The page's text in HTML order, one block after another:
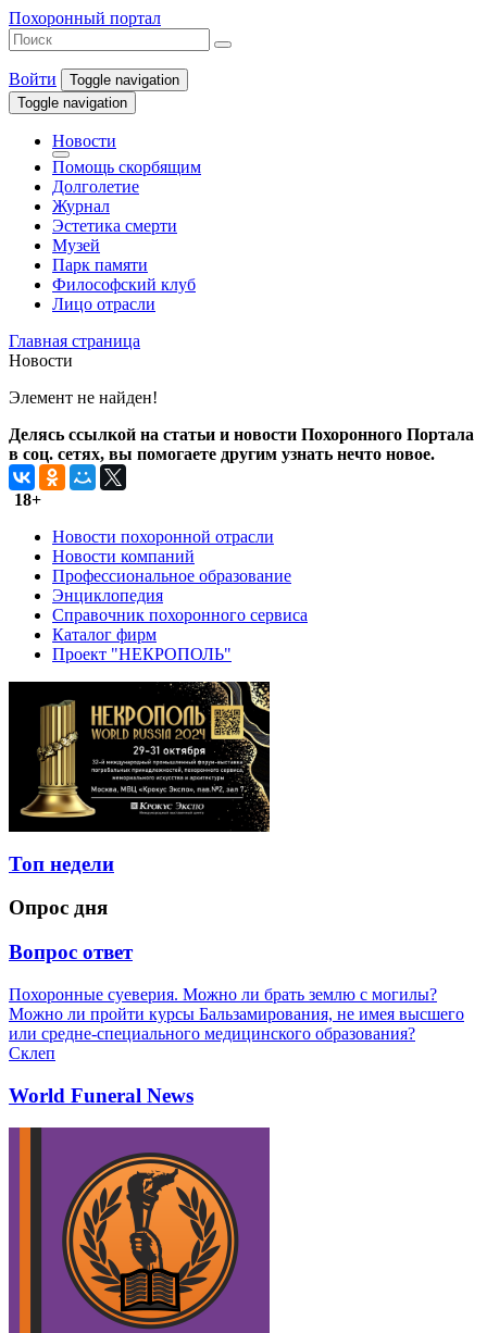
Похоронный портал
Войти
Toggle navigation
Toggle navigation
Новости
Помощь скорбящим
Долголетие
Журнал
Эстетика смерти
Музей
Парк памяти
Философский клуб
Лицо отрасли
Главная страница
Новости
Элемент не найден!
Делясь ссылкой на статьи и новости Похоронного Портала
в соц. сетях, вы помогаете другим узнать нечто новое.
18+
Новости похоронной отрасли
Новости компаний
Профессиональное образование
Энциклопедия
Справочник похоронного сервиса
Каталог фирм
Проект "НЕКРОПОЛЬ"
Топ недели
Опрос дня
Вопрос ответ
Похоронные суеверия. Можно ли брать землю с могилы?
Можно ли пройти курсы Бальзамирования, не имея высшего
или средне-специального медицинского образования?
Склеп
World Funeral News